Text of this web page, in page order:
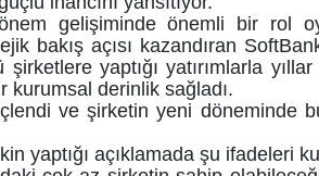
gelişiminde önemli bir rol
bakış açısı kazandıran
yaptığı yatırımlarla
kurumsal derinlik sağladı.
ve şirketin yeni döneminde
yaptığı açıklamada şu ifadeleri